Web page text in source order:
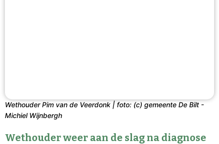
Wethouder Pim van de Veerdonk | foto: (c) gemeente De Bilt -
Michiel Wijnbergh
Wethouder weer aan de slag na diagnose